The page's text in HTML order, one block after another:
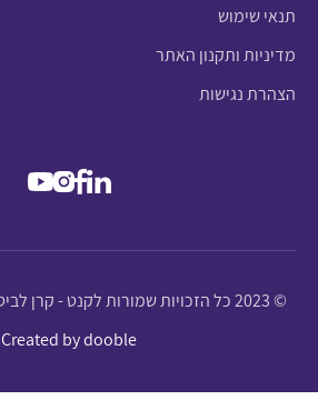
תנאי שימוש
מדיניות ותקנון האתר
הצהרת נגישות
© 2023 כל הזכויות שמורות לקנט - קרן לביטוח נזקי טבע בחקלאות
Created by dooble